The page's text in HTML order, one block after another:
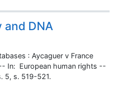
and DNA
: Aycaguer v France
In: European human rights --
5, s. 519-521.